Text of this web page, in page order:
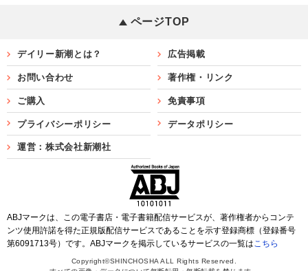
ページTOP
デイリー新潮とは？ 広告掲載
お問い合わせ 著作権・リンク
ご購入 免責事項
プライバシーポリシー データポリシー
運営：株式会社新潮社
ABJマークは、この電子書店・電子書籍配信サービスが、著作権者からコンテ
ンツ使用許諾を得た正規版配信サービスであることを示す登録商標（登録番号
第6091713号）です。ABJマークを掲示しているサービスの一覧はこちら
Copyright©SHINCHOSHA ALL Rights Reserved.